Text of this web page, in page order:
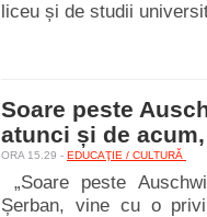
liceu și de studii
Soare peste
atunci și de
ORA 15.29 - EDUCAŢIE / CULTURĂ
„Soare peste
Șerban, vine cu o